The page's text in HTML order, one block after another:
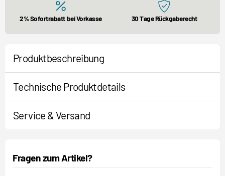
2% Sofortrabatt bei Vorkasse 30 Tage Rückgaberecht
Produktbeschreibung
Technische Produktdetails
Service & Versand
Fragen zum Artikel?